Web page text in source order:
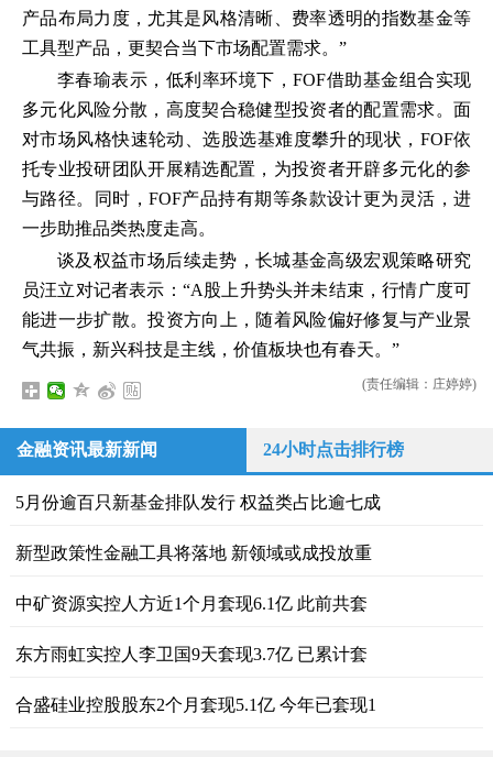
产品布局力度，尤其是风格清晰、费率透明的指数基金等
工具型产品，更契合当下市场配置需求。”
李春瑜表示，低利率环境下，FOF借助基金组合实现
多元化风险分散，高度契合稳健型投资者的配置需求。面
对市场风格快速轮动、选股选基难度攀升的现状，FOF依
托专业投研团队开展精选配置，为投资者开辟多元化的参
与路径。同时，FOF产品持有期等条款设计更为灵活，进
一步助推品类热度走高。
谈及权益市场后续走势，长城基金高级宏观策略研究
员汪立对记者表示：“A股上升势头并未结束，行情广度可
能进一步扩散。投资方向上，随着风险偏好修复与产业景
气共振，新兴科技是主线，价值板块也有春天。”
(责任编辑：庄婷婷)
金融资讯最新新闻 24小时点击排行榜
5月份逾百只新基金排队发行 权益类占比逾七成
新型政策性金融工具将落地 新领域或成投放重
中矿资源实控人方近1个月套现6.1亿 此前共套
东方雨虹实控人李卫国9天套现3.7亿 已累计套
合盛硅业控股股东2个月套现5.1亿 今年已套现1